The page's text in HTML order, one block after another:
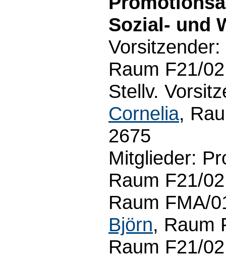
Sozial- und
Raum F21/
Stellv.
Cornelia,
2675
Mitglieder:
Raum F21/
Raum FMA/
Björn, Raum
Raum F21/